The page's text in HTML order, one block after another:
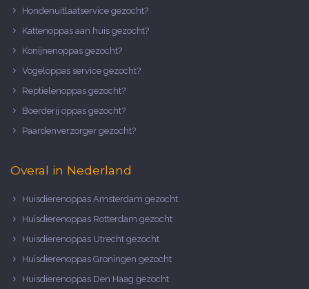
Hondenuitlaatservice gezocht?
Kattenoppas aan huis gezocht?
Konijnenoppas gezocht?
Vogeloppas service gezocht?
Reptielenoppas gezocht?
Boerderij oppas gezocht?
Paardenverzorger gezocht?
Overal in Nederland
Huisdierenoppas Amsterdam gezocht
Huisdierenoppas Rotterdam gezocht
Huisdierenoppas Utrecht gezocht
Huisdierenoppas Groningen gezocht
Huisdierenoppas Den Haag gezocht